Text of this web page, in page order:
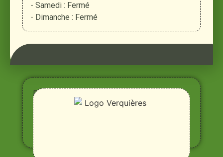
- Samedi : Fermé
- Dimanche : Fermé
Entre
Rhône,
Alpilles
et
Durance